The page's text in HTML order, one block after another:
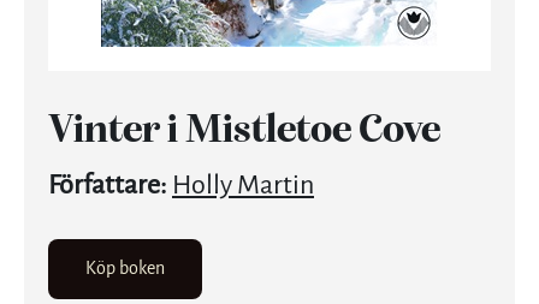
Vinter i Mistletoe Cove
Författare: Holly Martin
Köp boken